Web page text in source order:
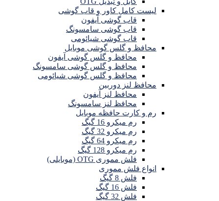
لیست کامل کاور و قاب گوشی
قاب گوشی آیفون
قاب گوشی سامسونگ
قاب گوشی شیائومی
محافظ و گلس گوشی موبایل
محافظ و گلس گوشی آیفون
محافظ و گلس گوشی سامسونگ
محافظ و گلس گوشی شیائومی
محافظ لنز دوربین
محافظ لنز آیفون
محافظ لنز سامسونگ
رم و کارت حافظه موبایل
رم میکرو 16 گیگ
رم میکرو 32 گیگ
رم میکرو 64 گیگ
رم میکرو 128 گیگ
فلش مموری OTG (موبایلی)
انواع فلش مموری
فلش 8 گیگ
فلش 16 گیگ
فلش 32 گیگ